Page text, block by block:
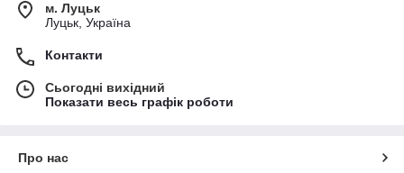
м. Луцьк
Луцьк, Україна
Контакти
Сьогодні вихідний
Показати весь графік роботи
Про нас